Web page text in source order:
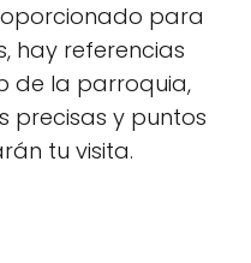
para
hay referencias
de la parroquia,
precisas y puntos
tu visita.